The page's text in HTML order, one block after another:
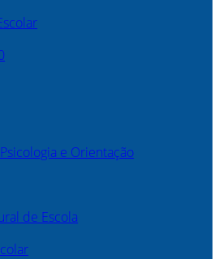
e Orientação
de Escola